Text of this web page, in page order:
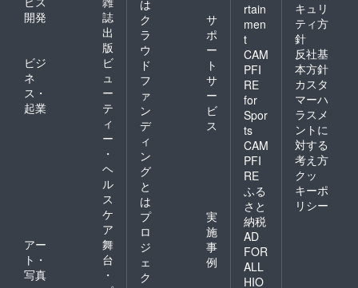
し出す棒も、ロケットの外
まで確実に押し出す長さが
必要になります。ロケット
飛行中の厳しい環境でも、
蓋が確実に開閉するか、棒
が動くかを入念に考慮する
必要がありました。以上3点
を配慮しながら、放出機構
の設計をしたのは少数精鋭
のメカトロニクスチームで
す。大樹町にある本社の僕
とメカトロニクスチームが
いる東京支社とで密にコ
開発
誌
出
版
ビジ
ネ
ス・
起業
ビ
ュ
ー
テ
ィ
ー
・
ヘ
ル
ス
ケ
ア
アー
ト・
写真
舞
台
・
は
ク
ラ
ウ
ド
フ
ァ
ン
デ
ィ
ン
グ
と
は
サ
ポ
ー
ト
サ
ー
ビ
ス
プ
ロ
ジ
ェ
ク
実
施
事
例
rtain
men
t
CAM
PFI
RE
for
Spor
ts
CAM
PFI
RE
ふる
さと
納税
AD
FOR
ALL
HIO
キュリ
ティ方
針
反社基
本方針
カスタ
マーハ
ラスメ
ントに
対する
考え方
クッ
キーポ
リシー